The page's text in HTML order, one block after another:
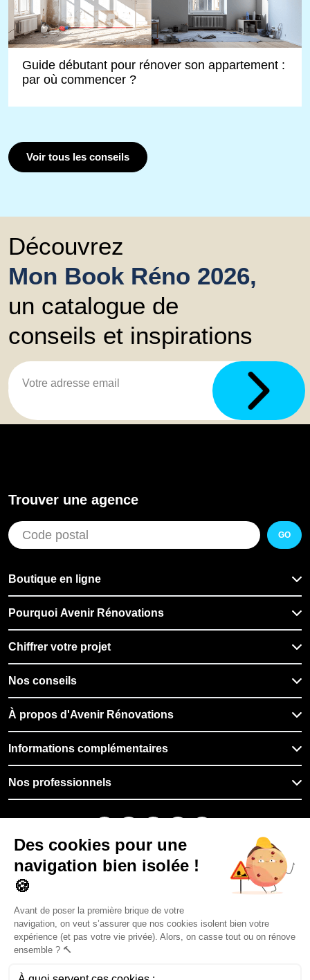
Guide débutant pour rénover son appartement :
par où commencer ?
Voir tous les conseils
Découvrez
Mon Book Réno 2026,
un catalogue de
conseils et inspirations
Trouver une agence
GO
Boutique en ligne
Pourquoi Avenir Rénovations
Chiffrer votre projet
Nos conseils
À propos d'Avenir Rénovations
Informations complémentaires
Nos professionnels